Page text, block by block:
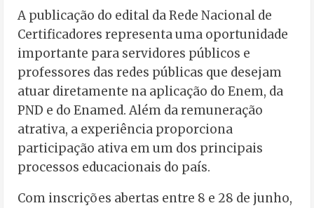
A publicação do edital da Rede Nacional de
Certificadores representa uma oportunidade
importante para servidores públicos e
professores das redes públicas que desejam
atuar diretamente na aplicação do Enem, da
PND e do Enamed. Além da remuneração
atrativa, a experiência proporciona
participação ativa em um dos principais
processos educacionais do país.
Com inscrições abertas entre 8 e 28 de junho,